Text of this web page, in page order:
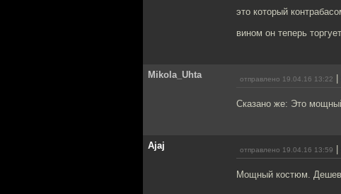
это который
вином он теперь
Mikola_Uhta отправлено 19.04.16 13:22
Сказано же: Это
Ajaj отправлено 19.04.16 13:59
Мощный костюм.